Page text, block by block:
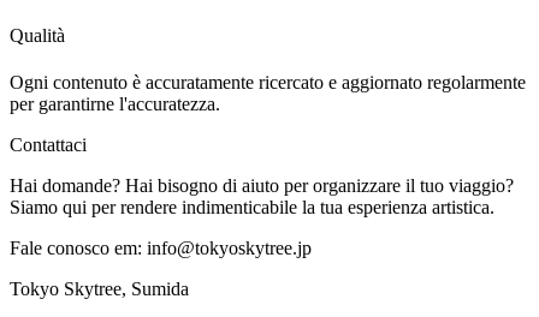
Qualità
Ogni contenuto è accuratamente ricercato e aggiornato regolarmente
per garantirne l'accuratezza.
Contattaci
Hai domande? Hai bisogno di aiuto per organizzare il tuo viaggio?
Siamo qui per rendere indimenticabile la tua esperienza artistica.
Fale conosco em: info@tokyoskytree.jp
Tokyo Skytree, Sumida